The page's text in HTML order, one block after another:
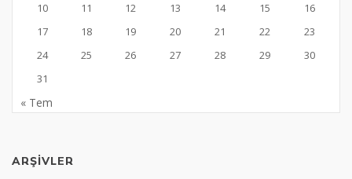
10
11 12 13 14 15
16
17
18 19 20 21 22
23
24
25 26 27 28 29
30
31
« Tem
ARŞIVLER